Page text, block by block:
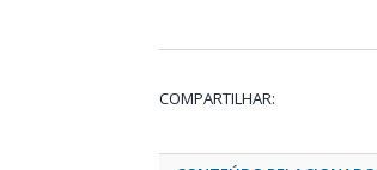
COMPARTILHAR: